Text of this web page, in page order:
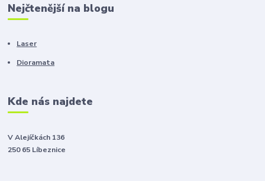
Nejčtenější na blogu
Laser
Dioramata
Kde nás najdete
V Alejíčkách 136
250 65 Líbeznice